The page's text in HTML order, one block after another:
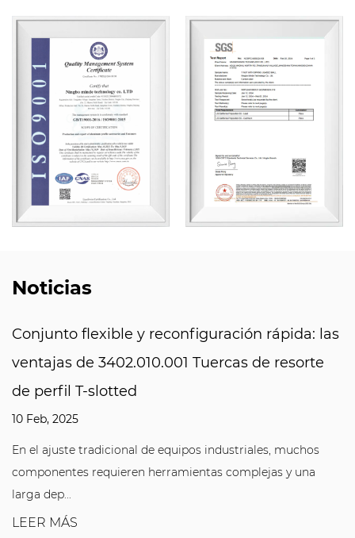
Noticias
las
Gusset de fundición de zinc 2509.006.200:
Código de estabilidad mecánica del
desbloqueo
05 Feb, 2025
Desde plantas industriales hasta líneas de producción
automatizadas, desde edificios a gran escala hasta
in...
LEER MÁS